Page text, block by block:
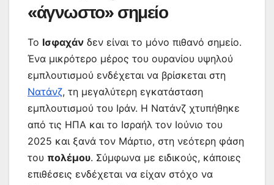
«άγνωστο» σημείο
Το Ισφαχάν δεν είναι το μόνο πιθανό σημείο.
Ένα μικρότερο μέρος του ουρανίου υψηλού
εμπλουτισμού ενδέχεται να βρίσκεται στη
Νατάνζ, τη μεγαλύτερη εγκατάσταση
εμπλουτισμού του Ιράν. Η Νατάνζ χτυπήθηκε
από τις ΗΠΑ και το Ισραήλ τον Ιούνιο του
2025 και ξανά τον Μάρτιο, στη νεότερη φάση
του πολέμου. Σύμφωνα με ειδικούς, κάποιες
επιθέσεις ενδέχεται να είχαν στόχο να